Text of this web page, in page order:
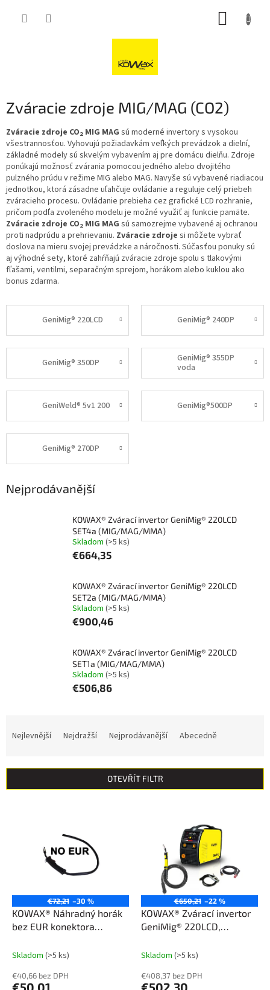
Zváracie zdroje MIG/MAG (CO2)
Zváracie zdroje CO2 MIG MAG sú moderné invertory s vysokou
všestrannosťou. Vyhovujú požiadavkám veľkých prevádzok a dielní,
základné modely sú skvelým vybavením aj pre domácu dielňu. Zdroje
ponúkajú možnosť zvárania pomocou jedného alebo dvojitého
pulzného prúdu v režime MIG alebo MAG. Navyše sú vybavené riadiacou
jednotkou, ktorá zásadne uľahčuje ovládanie a reguluje celý priebeh
zváracieho procesu. Ovládanie prebieha cez grafické LCD rozhranie,
pričom podľa zvoleného modelu je možné využiť aj funkcie pamäte.
Zváracie zdroje CO2 MIG MAG sú samozrejme vybavené aj ochranou
proti nadprúdu a prehrievaniu. Zváracie zdroje si môžete vybrať
doslova na mieru svojej prevádzke a náročnosti. Súčasťou ponuky sú
aj výhodné sety, ktoré zahŕňajú zváracie zdroje spolu s tlakovými
fľašami, ventilmi, separačným sprejom, horákom alebo kuklou ako
bonus zdarma.
GeniMig® 220LCD GeniMig® 240DP
GeniMig® 350DP
GeniMig® 355DP
voda
GeniWeld® 5v1 200 GeniMig®500DP
GeniMig® 270DP
Nejprodávanější
KOWAX® Zvárací invertor GeniMig® 220LCD
SET4a (MIG/MAG/MMA)
Skladom (>5 ks)
€664,35
KOWAX® Zvárací invertor GeniMig® 220LCD
SET2a (MIG/MAG/MMA)
Skladom (>5 ks)
€900,46
KOWAX® Zvárací invertor GeniMig® 220LCD
SET1a (MIG/MAG/MMA)
Skladom (>5 ks)
€506,86
í
Nejlevnější Nejdražší Nejprodávanější Abecedně
OTEVŘÍT FILTR
€72,21 –30 %
KOWAX® Náhradný horák
bez EUR konektora
Skladom (>5 ks)
€40,66 bez DPH
€650,21 –22 %
KOWAX® Zvárací invertor
GeniMig® 220LCD,
Skladom (>5 ks)
€408,37 bez DPH